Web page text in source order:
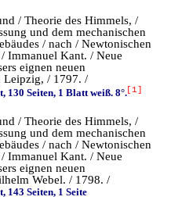
/ Theorie des Himmels, /
und dem mechanischen
/ nach / Newtonischen
Immanuel Kant. / Neue
eignen neuen
Leipzig, / 1797. /
Seiten, 1 Blatt weiß. 8°. [1]
/ Theorie des Himmels, /
und dem mechanischen
/ nach / Newtonischen
Immanuel Kant. / Neue
eignen neuen
Webel. / 1798. /
Seiten, 1 Seite